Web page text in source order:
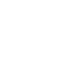
السكنية
محاطة بمرافق